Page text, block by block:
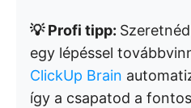
💡 Profi tipp:
egy lépéssel
ClickUp Brain
így a csapatod a